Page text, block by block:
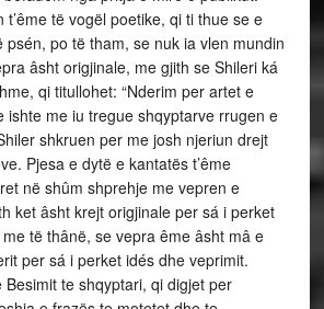
t’ême të vogël poetike, qi ti thue se e
psén, po të tham, se nuk ia vlen mundin
âsht origjinale, me gjith se Shileri ká
qi titullohet: “Nderim per artet e
ishte me iu tregue shqyptarve rrugen e
shkruen per me josh njeriun drejt
Pjesa e dytë e kantatës t’ême
në shûm shprehje me vepren e
ket âsht krejt origjinale per sá i perket
të thânë, se vepra ême âsht mâ e
per sá i perket idés dhe veprimit.
te shqyptari, qi digjet per